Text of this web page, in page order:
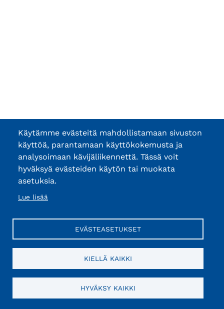
Käytämme evästeitä mahdollistamaan sivuston
käyttöä, parantamaan käyttökokemusta ja
analysoimaan kävijäliikennettä. Tässä voit
hyväksyä evästeiden käytön tai muokata
asetuksia.
Lue lisää
EVÄSTEASETUKSET
KIELLÄ KAIKKI
HYVÄKSY KAIKKI